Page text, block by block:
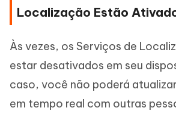
Localização Estão
Às vezes, os Serviços de
estar desativados em seu
caso, você não poderá
em tempo real com outras